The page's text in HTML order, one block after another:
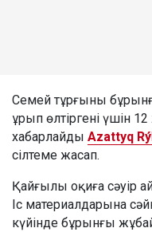
Семей тұрғыны
ұрып өлтіргені үшін
хабарлайды Azattyq
сілтеме жасап.
Қайғылы оқиға сәуір
Іс материалдарына
күйінде бұрынғы